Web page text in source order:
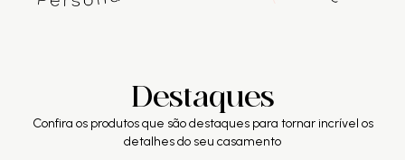
Destaques
Confira os produtos que são destaques para tornar incrível os
detalhes do seu casamento